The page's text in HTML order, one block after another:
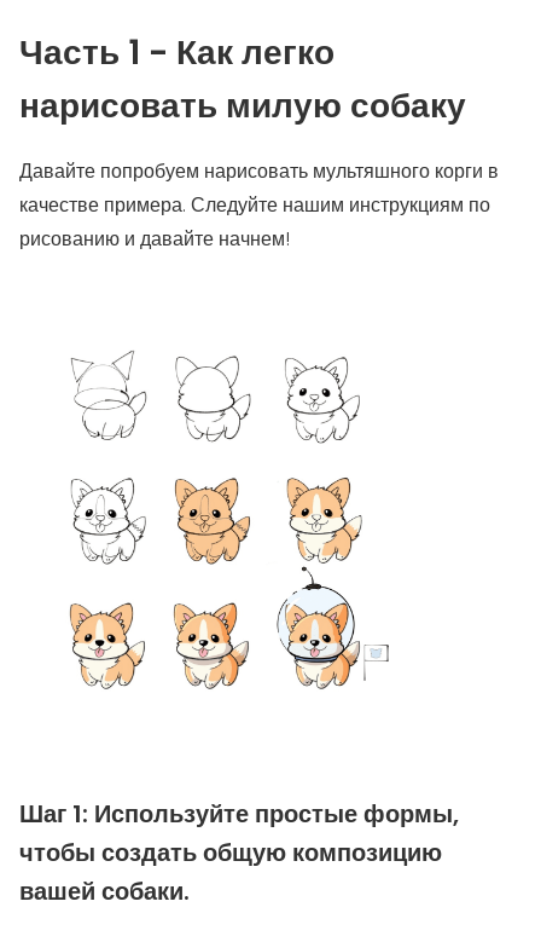
Часть 1 - Как легко
нарисовать милую собаку
Давайте попробуем нарисовать мультяшного корги в
качестве примера. Следуйте нашим инструкциям по
рисованию и давайте начнем!
Шаг 1: Используйте простые формы,
чтобы создать общую композицию
вашей собаки.